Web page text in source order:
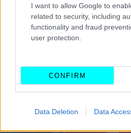
I want to allow Google to
related to security, including
functionality and fraud
user protection.
CONFIRM
Data Deletion Data
από τα 385.000 ευρώ.
Διαβάστε επίσης